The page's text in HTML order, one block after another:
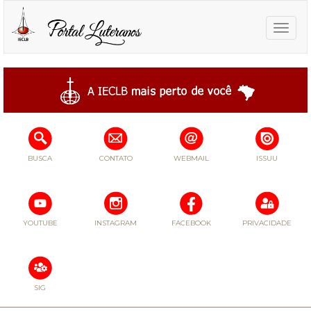
Toggle
BUSCA CONTATO WEBMAIL ISSUU
YOUTUBE INSTAGRAM FACEBOOK PRIVACIDADE
SIG